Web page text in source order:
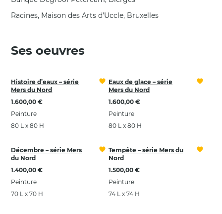
Racines, Maison des Arts d’Uccle, Bruxelles
Ses oeuvres
Histoire d’eaux – série
Mers du Nord
1.600,00 €
Peinture
80 L x 80 H
Eaux de glace – série
Mers du Nord
1.600,00 €
Peinture
80 L x 80 H
Décembre – série Mers
du Nord
1.400,00 €
Peinture
70 L x 70 H
Tempête – série Mers du
Nord
1.500,00 €
Peinture
74 L x 74 H